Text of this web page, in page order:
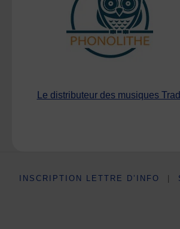
Le distributeur des musiques
INSCRIPTION LETTRE D’INFO